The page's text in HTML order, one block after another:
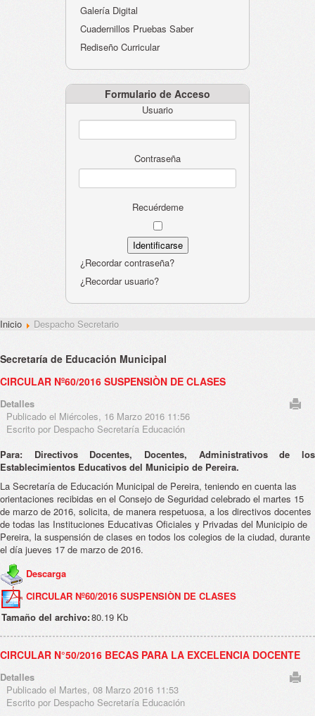
Galería Digital
Cuadernillos Pruebas Saber
Rediseño Curricular
Formulario de Acceso
Usuario
Contraseña
Recuérdeme
¿Recordar contraseña?
¿Recordar usuario?
Inicio Despacho Secretario
Secretaría de Educación Municipal
CIRCULAR Nº60/2016 SUSPENSIÒN DE CLASES
Detalles
Publicado el Miércoles, 16 Marzo 2016 11:56
Escrito por Despacho Secretaría Educación
Para: Directivos Docentes, Docentes, Administrativos de los
Establecimientos Educativos del Municipio de Pereira.
La Secretaría de Educación Municipal de Pereira, teniendo en cuenta las
orientaciones recibidas en el Consejo de Seguridad celebrado el martes 15
de marzo de 2016, solicita, de manera respetuosa, a los directivos docentes
de todas las Instituciones Educativas Oficiales y Privadas del Municipio de
Pereira, la suspensión de clases en todos los colegios de la ciudad, durante
el día jueves 17 de marzo de 2016.
Descarga
CIRCULAR Nº60/2016 SUSPENSIÒN DE CLASES
Tamaño del archivo:80.19 Kb
CIRCULAR N°50/2016 BECAS PARA LA EXCELENCIA DOCENTE
Detalles
Publicado el Martes, 08 Marzo 2016 11:53
Escrito por Despacho Secretaría Educación